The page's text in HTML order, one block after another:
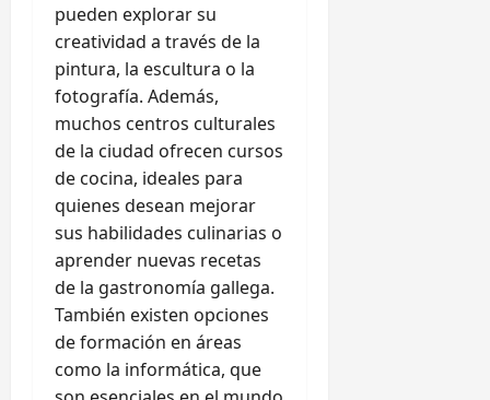
pueden explorar su
creatividad a través de la
pintura, la escultura o la
fotografía. Además,
muchos centros culturales
de la ciudad ofrecen cursos
de cocina, ideales para
quienes desean mejorar
sus habilidades culinarias o
aprender nuevas recetas
de la gastronomía gallega.
También existen opciones
de formación en áreas
como la informática, que